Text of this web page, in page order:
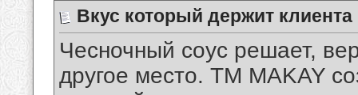
Вкус который держит клиента
Чесночный соус решает,
другое место. ТМ MAKAY